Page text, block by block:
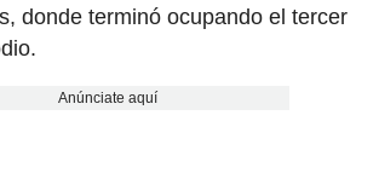
donde terminó ocupando el tercer
Anúnciate aquí